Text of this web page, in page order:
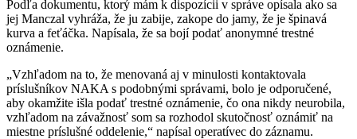
Podľa dokumentu, ktorý mám k dispozícii v správe opísala ako sa
jej Manczal vyhráža, že ju zabije, zakope do jamy, že je špinavá
kurva a feťáčka. Napísala, že sa bojí podať anonymné trestné
oznámenie.
„Vzhľadom na to, že menovaná aj v minulosti kontaktovala
príslušníkov NAKA s podobnými správami, bolo je odporučené,
aby okamžite išla podať trestné oznámenie, čo ona nikdy neurobila,
vzhľadom na závažnosť som sa rozhodol skutočnosť oznámiť na
miestne príslušné oddelenie,“ napísal operatívec do záznamu.